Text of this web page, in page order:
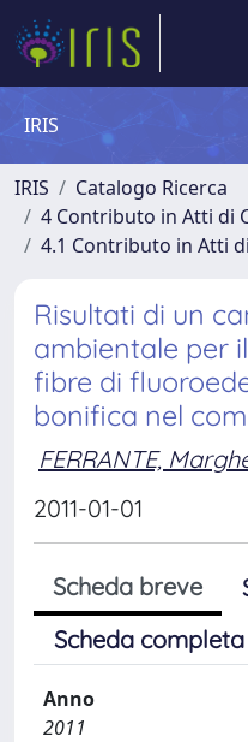
IRIS
IRIS
Catalogo Ricerca
4 Contributo in Atti di
4.1 Contributo in Atti
Risultati di un
ambientale per
fibre di
bonifica nel
FERRANTE,
2011-01-01
Scheda breve
Scheda completa
Anno
2011